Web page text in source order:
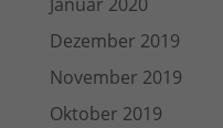
Dezember 2019
November 2019
Oktober 2019